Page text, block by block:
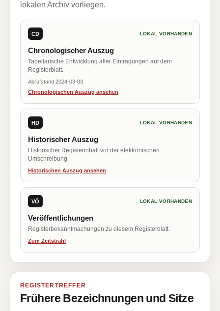
lokalen Archiv vorliegen.
CD LOKAL VORHANDEN
Chronologischer Auszug
Tabellarische Entwicklung aller Eintragungen auf dem
Registerblatt.
Abrufstand 2024-03-03
Chronologischen Auszug ansehen
HD LOKAL VORHANDEN
Historischer Auszug
Historischer Registerinhalt vor der elektronischen
Umschreibung.
Historischen Auszug ansehen
VÖ LOKAL VORHANDEN
Veröffentlichungen
Registerbekanntmachungen zu diesem Registerblatt.
Zum Zeitstrahl
REGISTERTREFFER
Frühere Bezeichnungen und Sitze